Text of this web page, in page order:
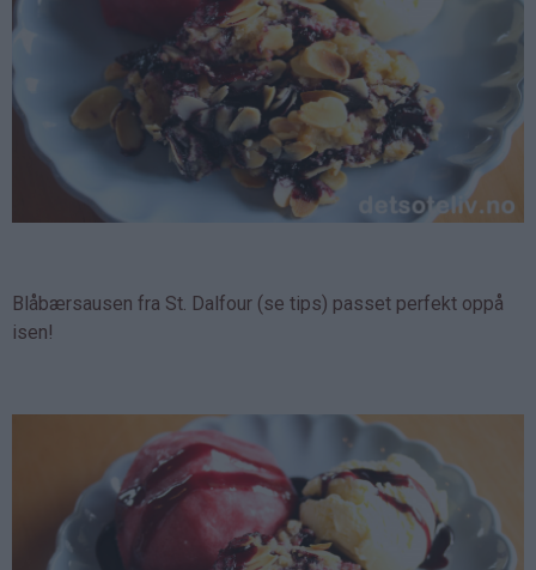
Blåbærsausen fra St. Dalfour (se tips) passet perfekt oppå
isen!